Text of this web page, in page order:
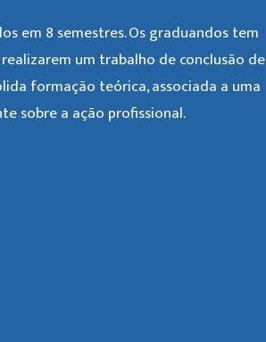
em 8 semestres. Os graduandos tem
um trabalho de conclusão de
formação teórica, associada a uma
sobre a ação profissional.